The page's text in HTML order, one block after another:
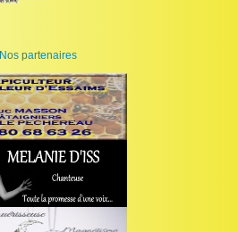
Nos partenaires